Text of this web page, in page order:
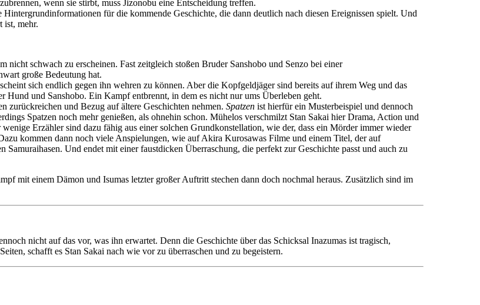
wenn sie stirbt, muss Jizonobu eine Entscheidung treffen.
für die kommende Geschichte, die dann deutlich nach diesen Ereignissen spielt. Und
ist, mehr.
schwach zu erscheinen. Fast zeitgleich stoßen Bruder Sanshobo und Senzo bei einer
große Bedeutung hat.
sich endlich gegen ihn wehren zu können. Aber die Kopfgeldjäger sind bereits auf ihrem Weg und das
und Sanshobo. Ein Kampf entbrennt, in dem es nicht nur ums Überleben geht.
zurückreichen und Bezug auf ältere Geschichten nehmen. Spatzen ist hierfür ein Musterbeispiel und dennoch
Spatzen noch mehr genießen, als ohnehin schon. Mühelos verschmilzt Stan Sakai hier Drama, Action und
Erzähler sind dazu fähig aus einer solchen Grundkonstellation, wie der, dass ein Mörder immer wieder
kommen dann noch viele Anspielungen, wie auf Akira Kurosawas Filme und einem Titel, der auf
Und endet mit einer faustdicken Überraschung, die perfekt zur Geschichte passt und auch zu
mit einem Dämon und Isumas letzter großer Auftritt stechen dann doch nochmal heraus. Zusätzlich sind im
nicht auf das vor, was ihn erwartet. Denn die Geschichte über das Schicksal Inazumas ist tragisch,
schafft es Stan Sakai nach wie vor zu überraschen und zu begeistern.